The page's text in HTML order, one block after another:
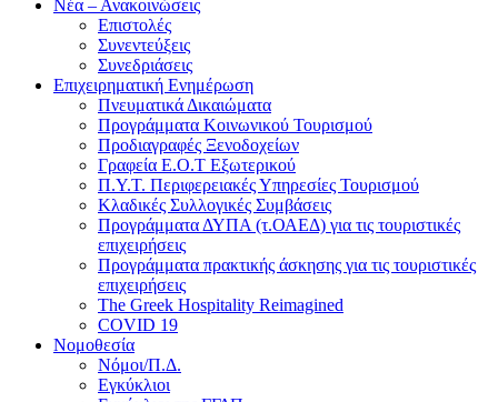
Νέα – Ανακοινώσεις
Επιστολές
Συνεντεύξεις
Συνεδριάσεις
Επιχειρηματική Ενημέρωση
Πνευματικά Δικαιώματα
Προγράμματα Κοινωνικού Τουρισμού
Προδιαγραφές Ξενοδοχείων
Γραφεία Ε.Ο.Τ Εξωτερικού
Π.Υ.Τ. Περιφερειακές Υπηρεσίες Τουρισμού
Κλαδικές Συλλογικές Συμβάσεις
Προγράμματα ΔΥΠΑ (τ.ΟΑΕΔ) για τις τουριστικές
επιχειρήσεις
Προγράμματα πρακτικής άσκησης για τις τουριστικές
επιχειρήσεις
The Greek Hospitality Reimagined
COVID 19
Νομοθεσία
Νόμοι/Π.Δ.
Εγκύκλιοι